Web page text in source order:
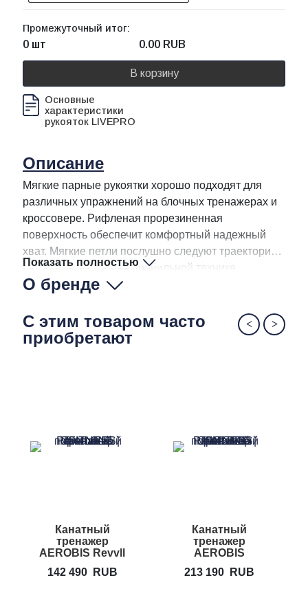
Основные
характеристики
рукояток LIVEPRO
Промежуточный итог:
0 шт 0.00 RUB
В корзину
Описание
Мягкие парные рукоятки хорошо подходят для
различных упражнений на блочных тренажерах и
кроссовере. Рифленая прорезиненная
поверхность обеспечит комфортный надежный
хват. Мягкие петли послушно следуют траектории
движения, не мешая правильной технике.
Показать полностью
О бренде
С этим товаром часто
приобретают
Канатный
тренажер
AEROBIS Revvll
142 490 RUB
Канатный
тренажер
AEROBIS
213 190 RUB